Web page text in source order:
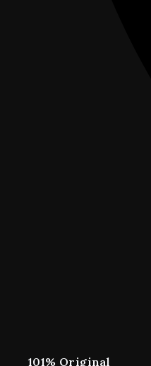
101% Original